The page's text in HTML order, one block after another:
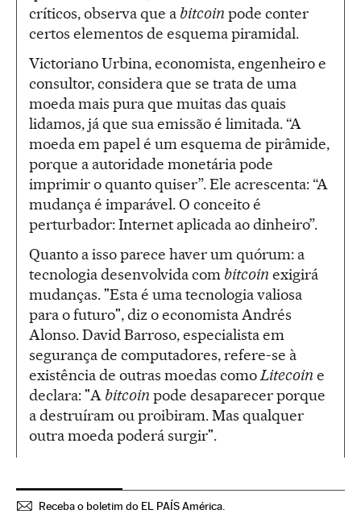
críticos, observa que a bitcoin pode conter
certos elementos de esquema piramidal.
Victoriano Urbina, economista, engenheiro e
consultor, considera que se trata de uma
moeda mais pura que muitas das quais
lidamos, já que sua emissão é limitada. “A
moeda em papel é um esquema de pirâmide,
porque a autoridade monetária pode
imprimir o quanto quiser”. Ele acrescenta: “A
mudança é imparável. O conceito é
perturbador: Internet aplicada ao dinheiro”.
Quanto a isso parece haver um quórum: a
tecnologia desenvolvida com bitcoin exigirá
mudanças. "Esta é uma tecnologia valiosa
para o futuro", diz o economista Andrés
Alonso. David Barroso, especialista em
segurança de computadores, refere-se à
existência de outras moedas comoLitecoin e
declara: "A bitcoin pode desaparecer porque
a destruíram ou proibiram. Mas qualquer
outra moeda poderá surgir".
Receba o boletim do EL PAÍS América.